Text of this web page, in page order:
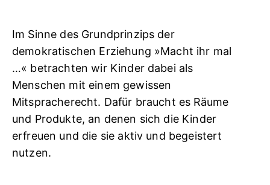
Im Sinne des Grundprinzips der
demokratischen Erziehung »Macht ihr mal
…« betrachten wir Kinder dabei als
Menschen mit einem gewissen
Mitspracherecht. Dafür braucht es Räume
und Produkte, an denen sich die Kinder
erfreuen und die sie aktiv und begeistert
nutzen.